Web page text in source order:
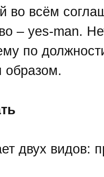
во всём
– yes-man.
по
образом.
двух видов: